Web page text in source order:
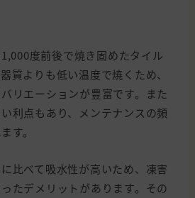
度前後で焼き固めたタイル
質よりも低い温度で焼くため、
リエーションが豊富です。また
利点もあり、メンテナンスの頻
す。
比べて吸水性が高いため、凍害
たデメリットがあります。その